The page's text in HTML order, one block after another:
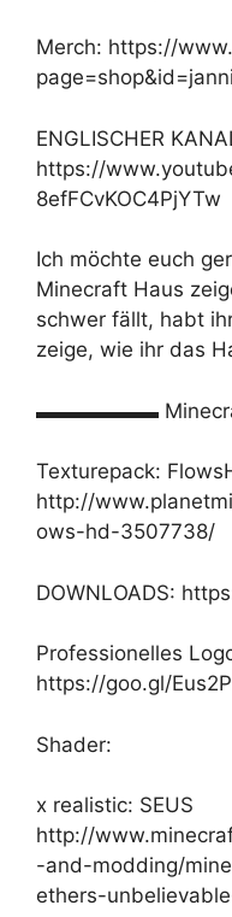
Merch: https://
ENGLISCHER
https://
8efFCvKOC4PjYTw
Ich möchte euch
Minecraft Haus
schwer fällt, habt
zeige, wie ihr das
▬▬▬▬▬▬
Texturepack:
http://
ows-hd-3507738/
DOWNLOADS:
Professionelles
https://goo.gl/
Shader:
x realistic: SEUS
http://
-and-modding/
ethers-